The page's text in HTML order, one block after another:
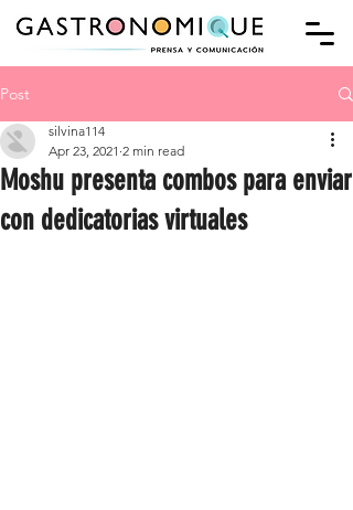
Post
Moshu presenta combos para enviar
con dedicatorias virtuales
silvina114
Apr 23, 2021 2 min read